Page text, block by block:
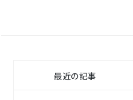
最近の記事